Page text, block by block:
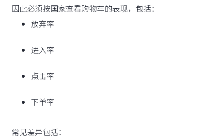
因此必须按国家查看购物车的表现，包括：
放弃率
进入率
点击率
下单率
常见差异包括：